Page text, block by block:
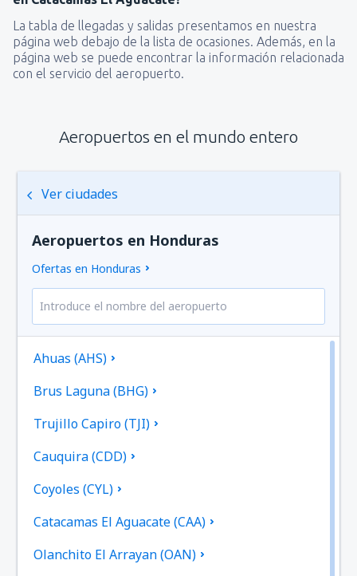
La tabla de llegadas y salidas presentamos en nuestra
página web debajo de la lista de ocasiones. Además, en la
página web se puede encontrar la información relacionada
con el servicio del aeropuerto.
Aeropuertos en el mundo entero
Ver ciudades
Aeropuertos en Honduras
Ofertas en Honduras
Ahuas (AHS)
Brus Laguna (BHG)
Trujillo Capiro (TJI)
Cauquira (CDD)
Coyoles (CYL)
Catacamas El Aguacate (CAA)
Olanchito El Arrayan (OAN)